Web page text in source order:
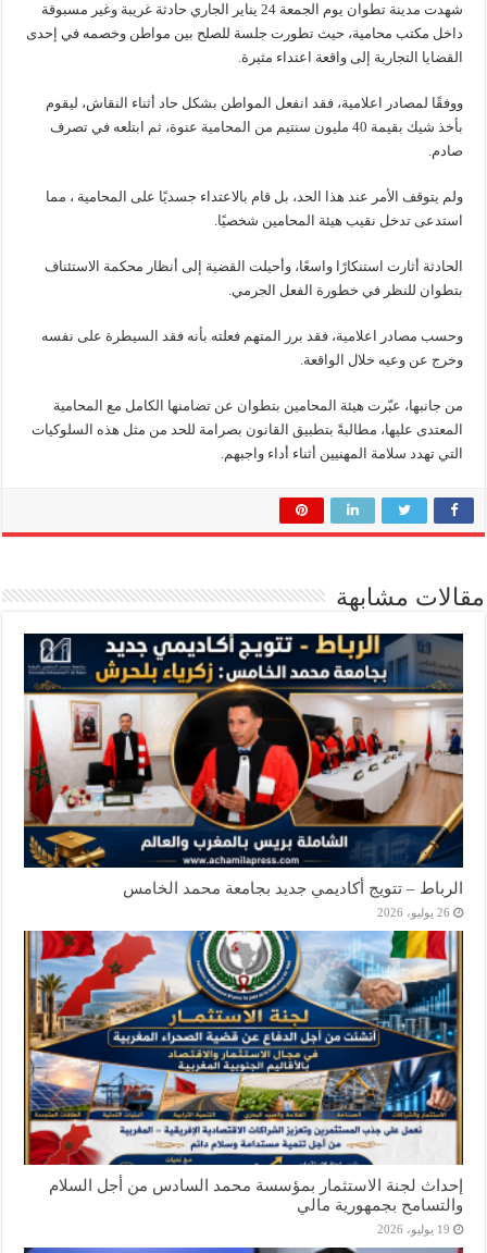
شهدت مدينة تطوان يوم الجمعة 24 يناير الجاري حادثة غريبة وغير مسبوقة
داخل مكتب محامية، حيث تطورت جلسة للصلح بين مواطن وخصمه في إحدى
القضايا التجارية إلى واقعة اعتداء مثيرة.
ووفقًا لمصادر اعلامية، فقد انفعل المواطن بشكل حاد أثناء النقاش، ليقوم
بأخذ شيك بقيمة 40 مليون سنتيم من المحامية عنوة، ثم ابتلعه في تصرف
صادم.
ولم يتوقف الأمر عند هذا الحد، بل قام بالاعتداء جسديًا على المحامية ، مما
استدعى تدخل نقيب هيئة المحامين شخصيًا.
الحادثة أثارت استنكارًا واسعًا، وأحيلت القضية إلى أنظار محكمة الاستئناف
بتطوان للنظر في خطورة الفعل الجرمي.
وحسب مصادر اعلامية، فقد برر المتهم فعلته بأنه فقد السيطرة على نفسه
وخرج عن وعيه خلال الواقعة.
من جانبها، عبّرت هيئة المحامين بتطوان عن تضامنها الكامل مع المحامية
المعتدى عليها، مطالبةً بتطبيق القانون بصرامة للحد من مثل هذه السلوكيات
التي تهدد سلامة المهنيين أثناء أداء واجبهم.
مقالات مشابهة
الرباط – تتويج أكاديمي جديد بجامعة محمد الخامس
26 يوليو، 2026
إحداث لجنة الاستثمار بمؤسسة محمد السادس من أجل السلام
والتسامح بجمهورية مالي
19 يوليو، 2026